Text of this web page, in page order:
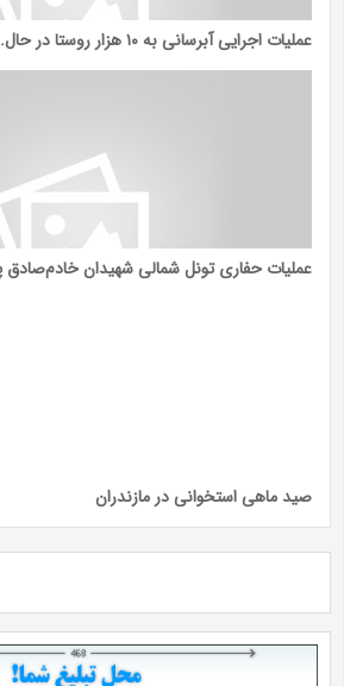
عملیات اجرایی آبرسانی به ۱۰ هزار روستا در حال...
عملیات حفاری تونل شمالی شهیدان خادم‌صادق
صید ماهی استخوانی در مازندران